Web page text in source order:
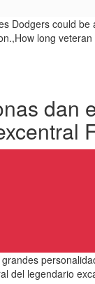
Dodgers could
long
dan
del legendario